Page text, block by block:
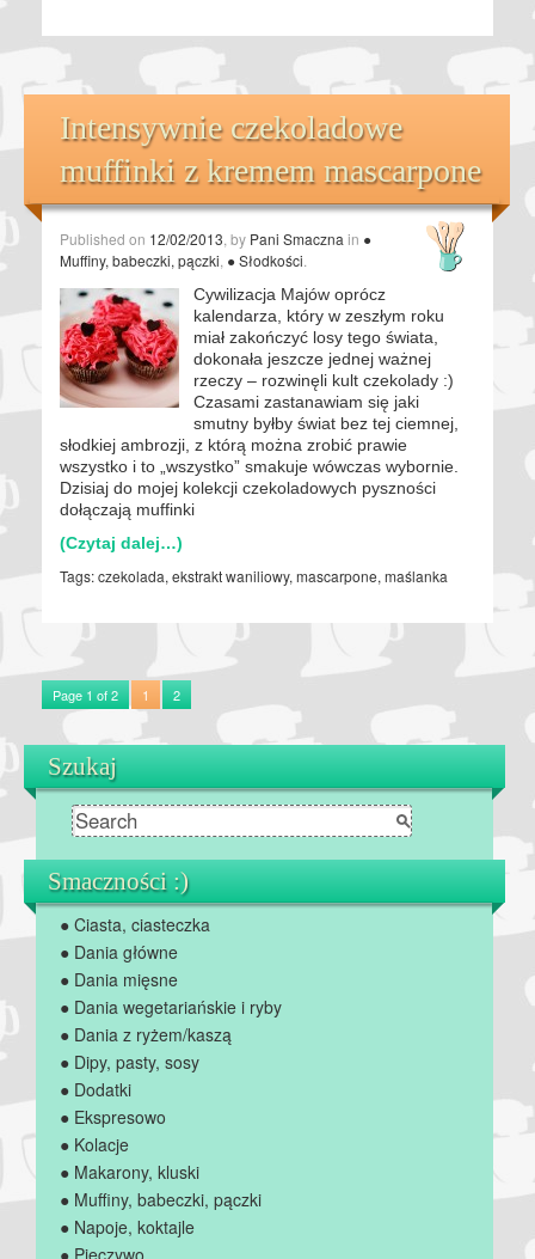
Intensywnie czekoladowe
muffinki z kremem mascarpone
Published on 12/02/2013 , by Pani Smaczna in ●
Muffiny, babeczki, pączki ● Słodkości
Cywilizacja Majów oprócz
kalendarza, który w zeszłym roku
miał zakończyć losy tego świata,
dokonała jeszcze jednej ważnej
rzeczy – rozwinęli kult czekolady :)
Czasami zastanawiam się jaki
smutny byłby świat bez tej ciemnej,
słodkiej ambrozji, z którą można zrobić prawie
wszystko i to „wszystko” smakuje wówczas wybornie.
Dzisiaj do mojej kolekcji czekoladowych pyszności
dołączają muffinki
(Czytaj dalej…)
Tags:czekolada, ekstrakt waniliowy, mascarpone, maślanka
Page 1 of 2 1 2
Szukaj
Smaczności :)
● Ciasta, ciasteczka
● Dania główne
● Dania mięsne
● Dania wegetariańskie i ryby
● Dania z ryżem/kaszą
● Dipy, pasty, sosy
● Dodatki
● Ekspresowo
● Kolacje
● Makarony, kluski
● Muffiny, babeczki, pączki
● Napoje, koktajle
● Pieczywo